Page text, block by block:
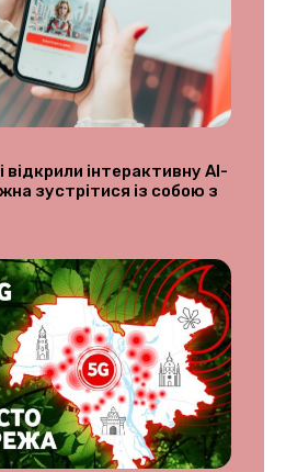
відкрили інтерактивну AI-
зустрітися із собою з